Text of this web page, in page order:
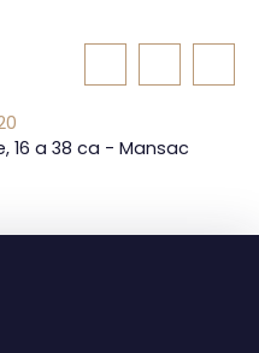
16 a 38 ca - Mansac